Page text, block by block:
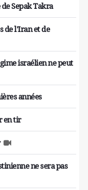
Sepak Takra
de l'Iran et de
israélien ne peut
années
en tir
ne sera pas